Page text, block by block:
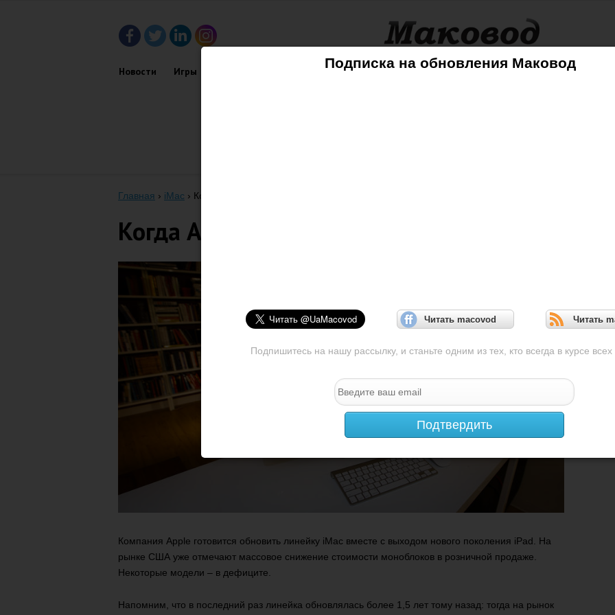
Подписка на обновления Маковод
Читать macovod Читать
Подпишитесь на нашу рассылку, и станьте одним из тех, кто всегда в курсе всех
Подтвердить
Новости Игры Советы Mac iPhone iPad iPod AppleTV
Главная › iMac › Когда Apple обновит линейку iMac?
Когда Apple обновит линейку iMac?
Компания Apple готовится обновить линейку iMac вместе с выходом нового поколения iPad. На
рынке США уже отмечают массовое снижение стоимости моноблоков в розничной продаже.
Некоторые модели – в дефиците.
Напомним, что в последний раз линейка обновлялась более 1,5 лет тому назад: тогда на рынок